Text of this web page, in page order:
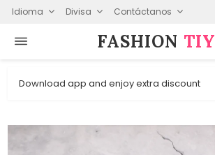
Idioma Divisa Contáctanos
FASHION⁠ TIY
Download app and enjoy extra discount